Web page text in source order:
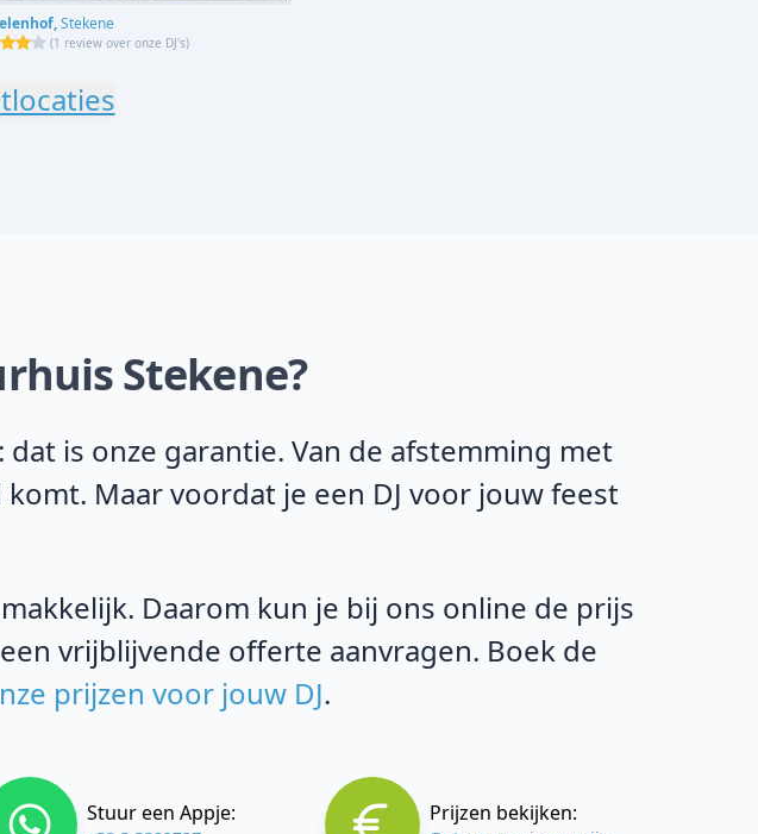
Stekene
(1 review over onze DJ's)
Stekene?
is onze garantie. Van de afstemming met
Maar voordat je een DJ voor jouw feest
Daarom kun je bij ons online de prijs
vrijblijvende offerte aanvragen. Boek de
prijzen voor jouw DJ.
Stuur een Appje: Prijzen bekijken: